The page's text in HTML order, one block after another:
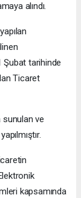
alındı.
Şubat tarihinde
Ticaret
sunulan ve
kapsamında